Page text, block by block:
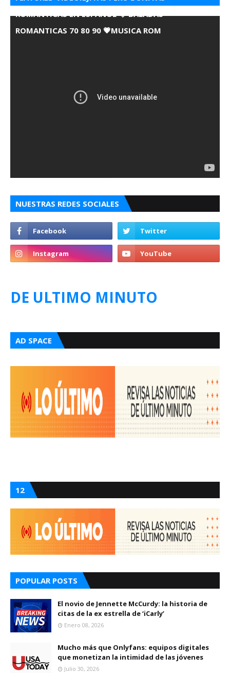
ROMANTICAS EN ESPANOL 💘 BALADAS
ROMANTICAS 70 80 90 💗MUSICA ROM
NUESTRAS REDES SOCIALES
DE ULTIMO MINUTO
AD SPACE
12
POPULAR POSTS
El novio de Jennette McCurdy: la historia de
citas de la ex estrella de ‘iCarly’
Enero 08, 2026
Mucho más que Onlyfans: equipos digitales
que monetizan la intimidad de las jóvenes
Julio 30, 2026